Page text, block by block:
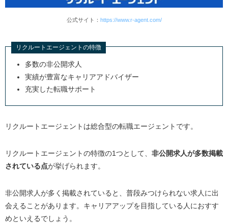
公式サイト： https://www.r-agent.com/
リクルートエージェントの特徴
多数の非公開求人
実績が豊富なキャリアアドバイザー
充実した転職サポート
リクルートエージェントは総合型の転職エージェントです。
リクルートエージェントの特徴の1つとして、 非公開求人が多数掲載
されている点が挙げられます。
非公開求人が多く掲載されていると、普段みつけられない求人に出
会えることがあります。キャリアアップを目指している人におすす
めといえるでしょう。